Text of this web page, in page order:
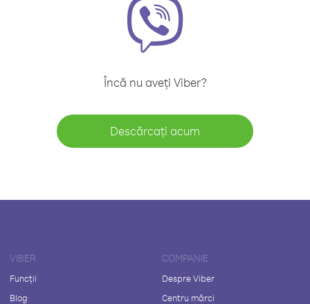
Încă nu aveți Viber?
Descărcați acum
VIBER
Funcții
Blog
COMPANIE
Despre Viber
Centru mărci